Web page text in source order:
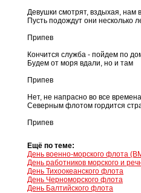
Девушки смотрят, вздыхая, нам
Пусть подождут они несколько
Припев
Кончится служба - пойдем по
Будем от моря вдали, но и там
Припев
Нет, не напрасно во все времена
Северным флотом гордится
Припев
Ещё по теме:
День военно-морского флота
День работников морского и
День Тихоокеанского флота
День Черноморского флота
День Балтийского флота